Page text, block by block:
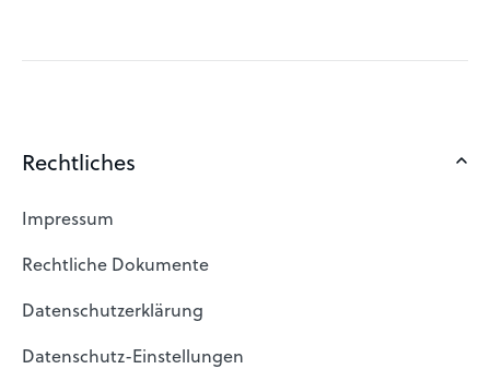
Rechtliches
Impressum
Rechtliche Dokumente
Datenschutzerklärung
Datenschutz-Einstellungen